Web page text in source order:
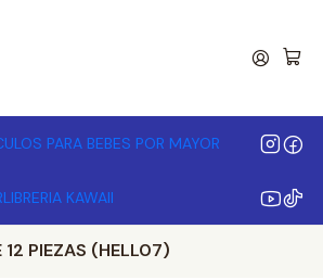
PARA BEBES POR MAYOR
LIBRERIA KAWAII
12 PIEZAS (HELL07)